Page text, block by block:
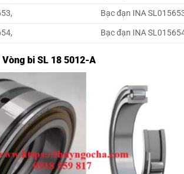
Bạc đạn INA
Bạc đạn INA
bi SL 18 5012-A